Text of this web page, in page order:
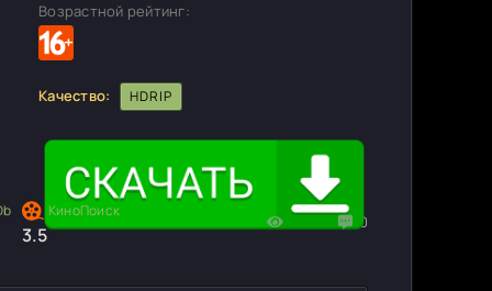
3.5
0
Возрастной рейтинг:
Качество: HDRIP